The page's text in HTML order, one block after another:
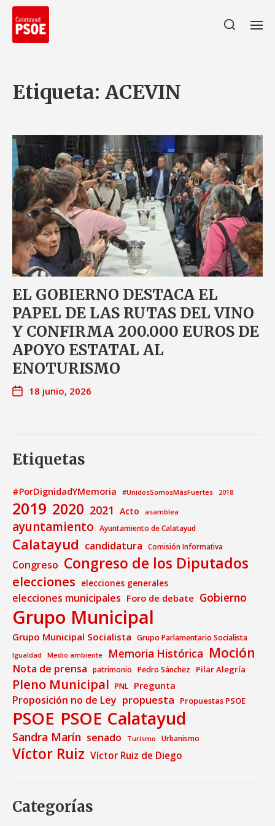
Etiqueta: ACEVIN
EL GOBIERNO DESTACA EL
PAPEL DE LAS RUTAS DEL VINO
Y CONFIRMA 200.000 EUROS DE
APOYO ESTATAL AL
ENOTURISMO
18 junio, 2026
Etiquetas
#PorDignidadYMemoria #UnidosSomosMásFuertes 2018
2019 2020 2021 Acto asamblea
ayuntamiento Ayuntamiento de Calatayud
Calatayud candidatura Comisión Informativa
Congreso Congreso de los Diputados
elecciones elecciones generales
elecciones municipales Foro de debate Gobierno
Grupo Municipal
Grupo Municipal Socialista Grupo Parlamentario Socialista
Igualdad Medio ambiente Memoria Histórica Moción
Nota de prensa patrimonio Pedro Sánchez Pilar Alegría
Pleno Municipal PNL Pregunta
Proposición no de Ley propuesta Propuestas PSOE
PSOE PSOE Calatayud
Sandra Marín senado Turismo Urbanismo
Víctor Ruiz Víctor Ruiz de Diego
Categorías